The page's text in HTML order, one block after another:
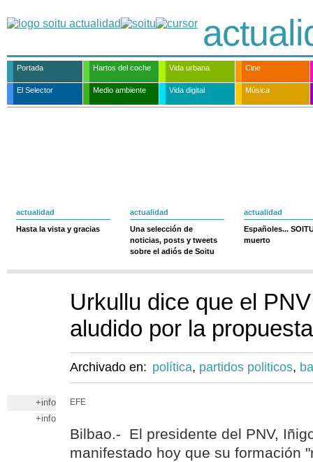
Portada Hartos del coche Vida urbana Cine
El Selector Medio ambiente Vida digital Música
actualidad
Hasta la vista y gracias
actualidad
Una selección de
noticias, posts y tweets
sobre el adiós de Soitu
actualidad
Españoles...
muerto
Urkullu dice que el
aludido por la
Archivado en: política, partidos politicos,
+info
+info
EFE
Bilbao.- El presidente del PNV,
manifestado hoy que su formación